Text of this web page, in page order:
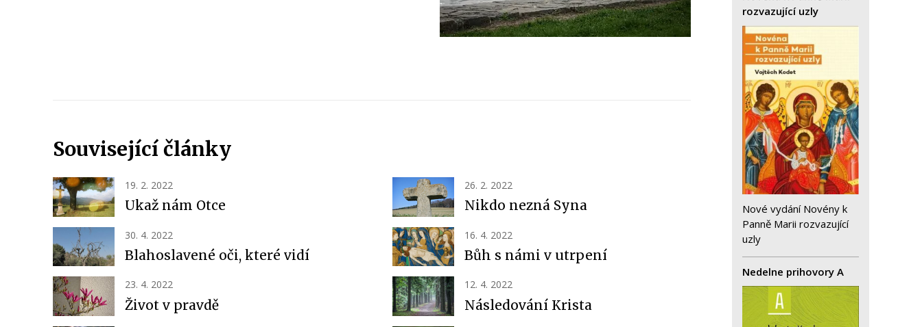
Související články
19. 2. 2022
Ukaž nám Otce
26. 2. 2022
Nikdo nezná Syna
30. 4. 2022
Blahoslavené oči, které vidí
16. 4. 2022
Bůh s námi v utrpení
23. 4. 2022
Život v pravdě
12. 4. 2022
Následování Krista
rozvazující uzly
Nové vydání Novény k
Panně Marii rozvazující
uzly
Nedelne prihovory A